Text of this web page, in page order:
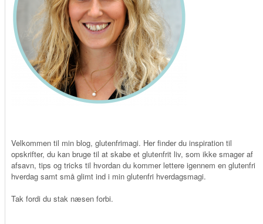
Velkommen til min blog, glutenfrimagi. Her finder du inspiration til
opskrifter, du kan bruge til at skabe et glutenfrit liv, som ikke smager af
afsavn, tips og tricks til hvordan du kommer lettere igennem en glutenfri
hverdag samt små glimt ind i min glutenfri hverdagsmagi.
Tak fordi du stak næsen forbi.